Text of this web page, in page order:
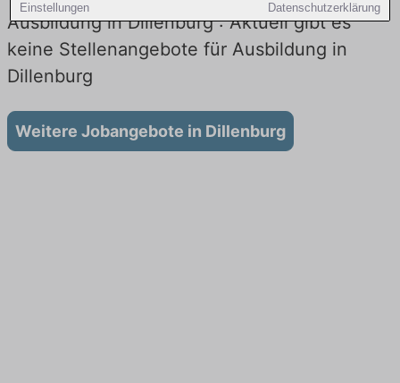
Einstellungen Datenschutzerklärung
Ausbildung in Dillenburg : Aktuell gibt es
keine Stellenangebote für Ausbildung in
Dillenburg
Weitere Jobangebote in Dillenburg